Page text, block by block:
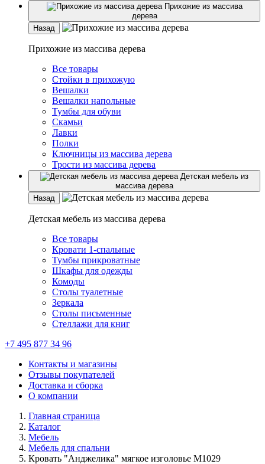
Прихожие из массива
дерева
Назад
Прихожие из массива дерева
Все товары
Стойки в прихожую
Вешалки
Вешалки напольные
Тумбы для обуви
Скамьи
Лавки
Полки
Ключницы из массива дерева
Трости из массива дерева
Детская мебель из
массива дерева
Назад
Детская мебель из массива дерева
Все товары
Кровати 1-спальные
Тумбы прикроватные
Шкафы для одежды
Комоды
Столы туалетные
Зеркала
Столы письменные
Стеллажи для книг
+7 495 877 34 96
Контакты и магазины
Отзывы покупателей
Доставка и сборка
О компании
Главная страница
Каталог
Мебель
Мебель для спальни
Кровать "Анджелика" мягкое изголовье М1029